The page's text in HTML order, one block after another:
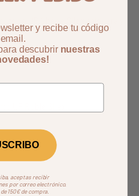
UP Chêne Silex cajonera y
y recibe tu código
descubrir nuestras
aceptas recibir
por correo electrónico.
150€ de compra.